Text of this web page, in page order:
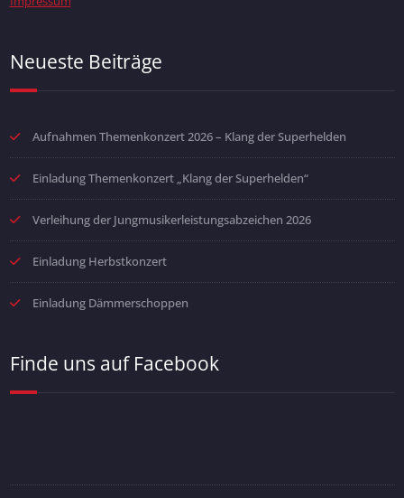
Neueste Beiträge
Aufnahmen Themenkonzert 2026 – Klang der Superhelden
Einladung Themenkonzert „Klang der Superhelden“
Verleihung der Jungmusikerleistungsabzeichen 2026
Einladung Herbstkonzert
Einladung Dämmerschoppen
Finde uns auf Facebook